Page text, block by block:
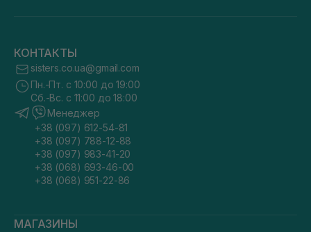
КОНТАКТЫ
sisters.co.ua@gmail.com
Пн.-Пт. с 10:00 до 19:00
Сб.-Вс. с 11:00 до 18:00
Менеджер
+38 (097) 612-54-81
+38 (097) 788-12-88
+38 (097) 983-41-20
+38 (068) 693-46-00
+38 (068) 951-22-86
МАГАЗИНЫ